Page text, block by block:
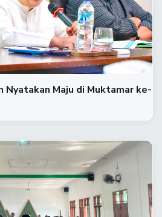
Nyatakan Maju di Muktamar ke-